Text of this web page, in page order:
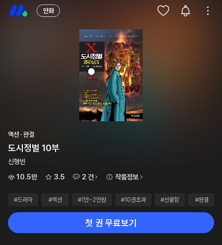
만화
액션 · 완결
도시정벌 10부
신형빈
10.5만
3.5 2 건 작품정보
#드라마 #액션 #1만~2만원 #10권초과 #선물함 #완결
첫 권 무료보기